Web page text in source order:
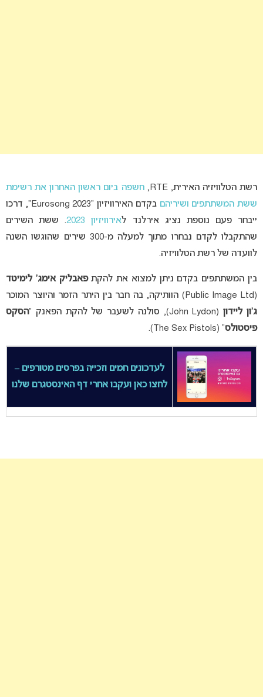
רשת הטלוויזיה האירית, RTE,
חשפה ביום ראשון האחרון את רשימת
ששת המשתתפים ושיריהם
בקדם האירוויזיון “Eurosong 2023”, דרכו
ייבחר פעם נוספת נציג אירלנד לאירוויזיון 2023
. ששת השירים
שהתקבלו לקדם נבחרו מתוך למעלה מ-300 שירים שהוגשו השנה
לוועדה של רשת הטלוויזיה.
בין המשתתפים בקדם ניתן למצוא את להקתפאבליק אימג’ לימיטד
(Public Image Ltd) הוותיקה, בה חבר בין היתר הזמר והיוצר המוכר
ג’ון ליידון(John Lydon), סולנה לשעבר של להקת הפאנק “
הסקס
פיסטולס” (The Sex Pistols).
לעדכונים חמים וזכייה בפרסים מטורפים –
לחצו כאן ועקבו אחרי דף האינסטגרם שלנו